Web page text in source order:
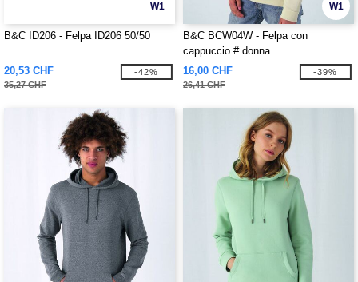
W1
B&C ID206 - Felpa ID206 50/50
20,53 CHF
35,27 CHF
-42%
W1
B&C BCW04W - Felpa con
cappuccio # donna
16,00 CHF
26,41 CHF
-39%